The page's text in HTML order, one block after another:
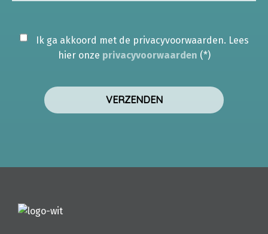
Ik ga akkoord met de privacyvoorwaarden. Lees
hier onze privacyvoorwaarden (*)